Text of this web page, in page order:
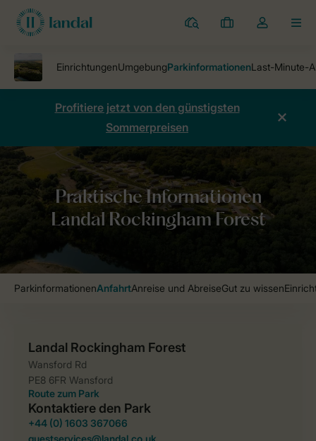
Ferienparks
Meine
Dropdown-
öffnen
Profitiere jetzt von den günstigsten
Sommerpreisen